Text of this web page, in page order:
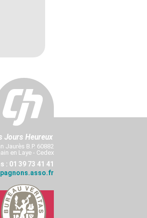
Jours Heureux
Jaurès B.P. 60882
en Laye - Cedex
: 01 39 73 41 41